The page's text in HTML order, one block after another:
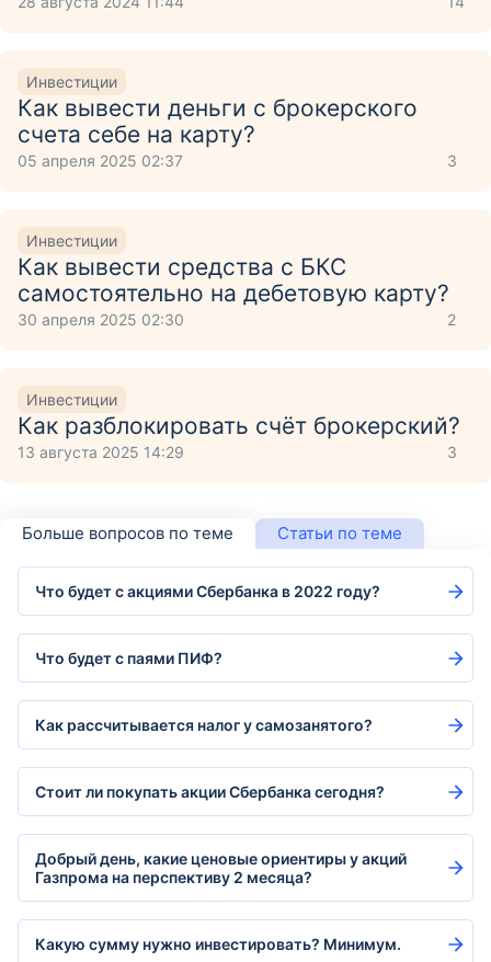
Инвестиции
Как вывести деньги с брокерского
счета себе на карту?
05 апреля 2025 02:37 3
Инвестиции
Как вывести средства с БКС
самостоятельно на дебетовую карту?
30 апреля 2025 02:30 2
Инвестиции
Как разблокировать счёт брокерский?
13 августа 2025 14:29 3
Больше вопросов по теме Статьи по теме
Что будет с акциями Сбербанка в 2022 году?
Что будет с паями ПИФ?
Как рассчитывается налог у самозанятого?
Стоит ли покупать акции Сбербанка сегодня?
Добрый день, какие ценовые ориентиры у акций
Газпромa на перспективу 2 месяца?
Какую сумму нужно инвестировать? Минимум.